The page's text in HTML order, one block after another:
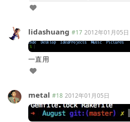
lidashuang #17 2012年01月05日
一直用
metal #18 2012年01月05日